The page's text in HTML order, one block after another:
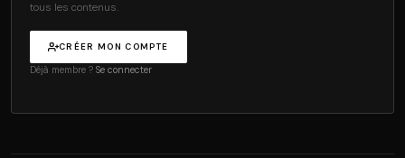
tous les contenus.
CRÉER MON COMPTE
Déjà membre ? Se connecter